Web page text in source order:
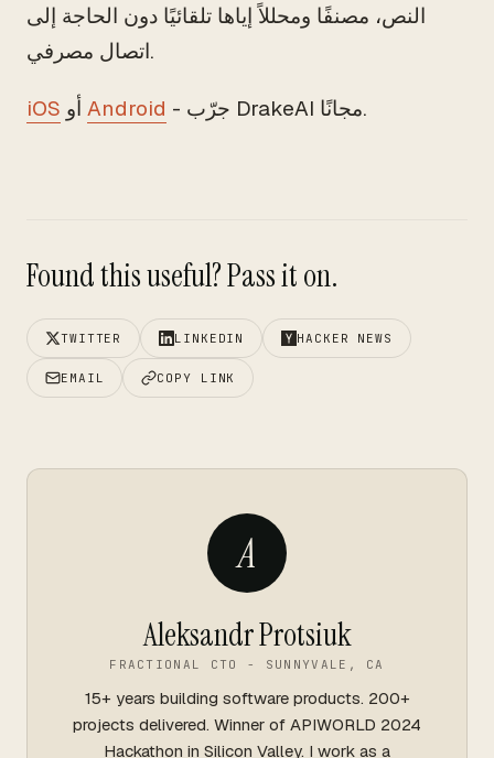
النص، مصنفًا ومحللاً إياها تلقائيًا دون الحاجة إلى
اتصال مصرفي.
iOS Android - جرّب DrakeAI مجانًا.
Found this useful? Pass it on.
TWITTER LINKEDIN HACKER NEWS
EMAIL COPY LINK
A
Aleksandr Protsiuk
FRACTIONAL CTO - SUNNYVALE, CA
15+ years building software products. 200+
projects delivered. Winner of APIWORLD 2024
Hackathon in Silicon Valley. I work as a